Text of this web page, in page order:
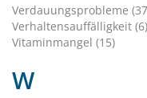
Verdauungsprobleme
Verhaltensauffälligkeit (6)
Vitaminmangel (15)
W